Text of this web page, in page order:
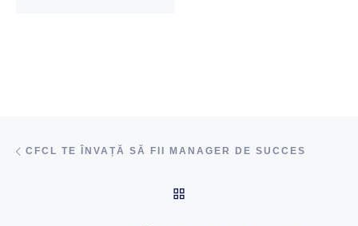
Navigare articole
CFCL TE ÎNVAȚĂ SĂ FII MANAGER DE SUCCES